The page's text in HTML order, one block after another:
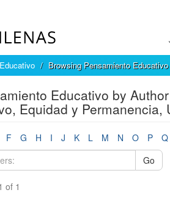
Browsing Pensamiento
Educativo by
Equidad y
F G H I J K L M N O P Q
Go
of 1